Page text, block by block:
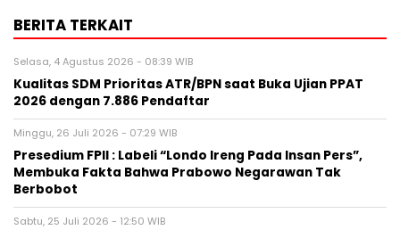
BERITA TERKAIT
Selasa, 4 Agustus 2026 - 08:39 WIB
Kualitas SDM Prioritas ATR/BPN saat Buka Ujian PPAT
2026 dengan 7.886 Pendaftar
Minggu, 26 Juli 2026 - 07:29 WIB
Presedium FPII : Labeli “Londo Ireng Pada Insan Pers”,
Membuka Fakta Bahwa Prabowo Negarawan Tak
Berbobot
Sabtu, 25 Juli 2026 - 12:50 WIB